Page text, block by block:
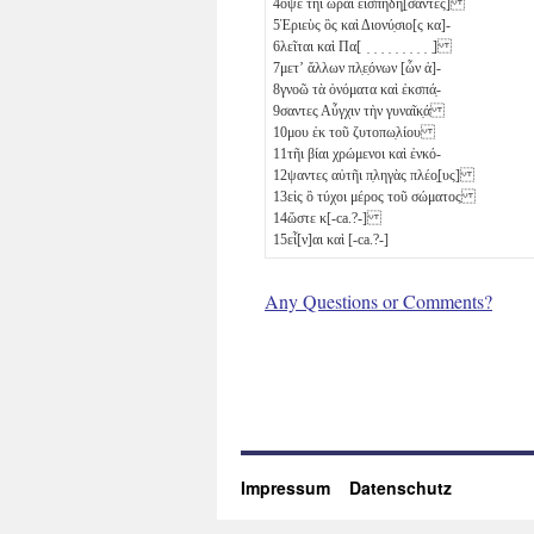
5Ἑριεὺς ὃς καὶ Διονύ̣σιο[ς κα]-
6λεῖται καὶ Πα[ ̣ ̣ ̣ ̣ ̣ ̣ ̣ ̣ ̣ ̣]
7μετʼ ἄλλων πλ̣ε̣όνων [ὧν ἀ]-
8γνοῶ τὰ ὀνόματα καὶ ἐκσπά̣-
9σαντες Αὖγχιν τὴν γυναῖκ̣ά
10μου ἐκ τοῦ ζυτοπω̣λίου
11τῆι βίαι χρώμενοι καὶ ἐνκό-
12ψαντες αὐτῆι π̣ληγὰς πλέο̣[υς]
13εἰς ὃ τύχοι μέρος τοῦ σώματος
14ὥστε κ[-ca.?-]
15εἶ[ν]αι καὶ [-ca.?-]
Any Questions or Comments?
Impressum Datenschutz